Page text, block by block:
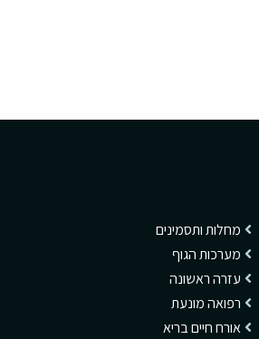
מחלות ותסמינים
מערכות הגוף
עזרה ראשונה
רפואה מונעת
אורח חיים בריא